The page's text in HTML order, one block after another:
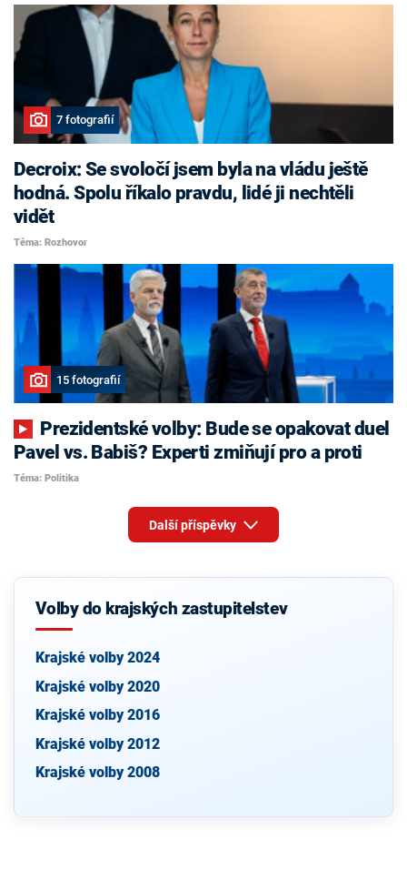
7 fotografií
Decroix: Se svoločí jsem byla na vládu ještě
hodná. Spolu říkalo pravdu, lidé ji nechtěli
vidět
Téma: Rozhovor
15 fotografií
Pavel vs. Babiš? Experti zmiňují pro a proti
Téma: Politika
Další příspěvky
Volby do krajských zastupitelstev
Krajské volby 2024
Krajské volby 2020
Krajské volby 2016
Krajské volby 2012
Krajské volby 2008